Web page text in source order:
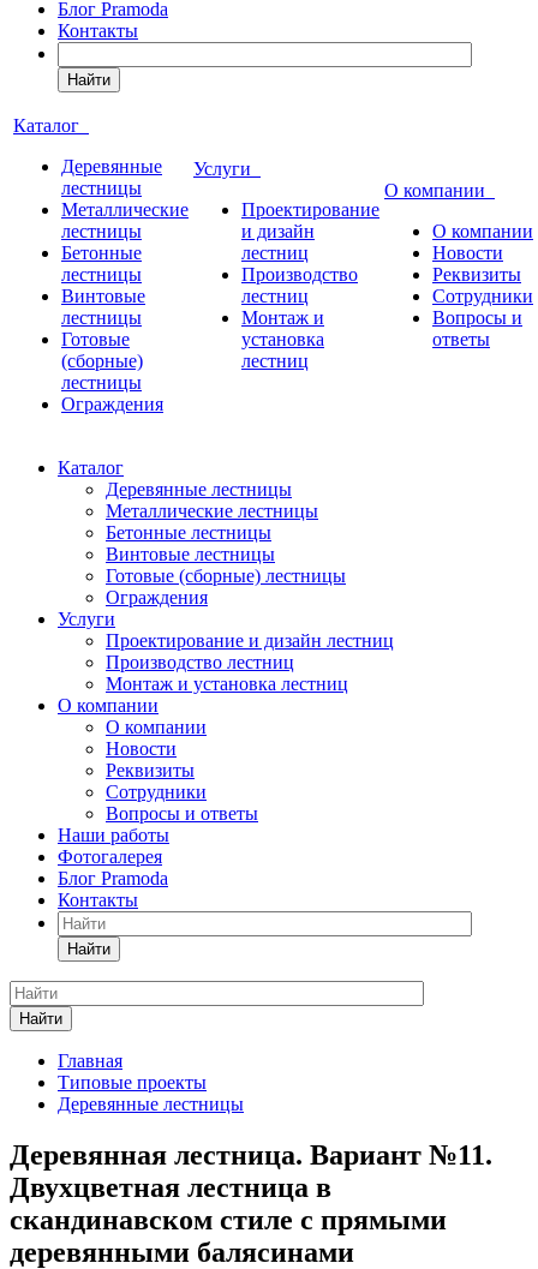
Блог Pramoda
Контакты
Найти
Каталог
Деревянные
лестницы
Металлические
лестницы
Бетонные
лестницы
Винтовые
лестницы
Готовые
(сборные)
лестницы
Ограждения
Услуги
Проектирование
и дизайн
лестниц
Производство
лестниц
Монтаж и
установка
лестниц
О компании
О компании
Новости
Реквизиты
Сотрудники
Вопросы и
ответы
Каталог
Деревянные лестницы
Металлические лестницы
Бетонные лестницы
Винтовые лестницы
Готовые (сборные) лестницы
Ограждения
Услуги
Проектирование и дизайн лестниц
Производство лестниц
Монтаж и установка лестниц
О компании
О компании
Новости
Реквизиты
Сотрудники
Вопросы и ответы
Наши работы
Фотогалерея
Блог Pramoda
Контакты
Найти
Найти
Главная
Типовые проекты
Деревянные лестницы
Деревянная лестница. Вариант №11.
Двухцветная лестница в
скандинавском стиле с прямыми
деревянными балясинами